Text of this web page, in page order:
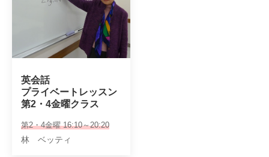
英会話
プライベートレッスン
第2・4金曜クラス
第2・4金曜 16:10～20:20
林 ベッティ